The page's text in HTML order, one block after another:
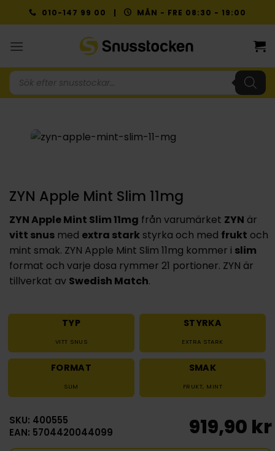
to
010-147 99 00 | MÅN - FRE 08:30 - 19:00
Produktsökning
ZYN Apple Mint Slim 11mg
ZYN Apple Mint Slim 11mg från varumärket ZYN är
vitt snus med extra stark styrka och med frukt och
mint smak. ZYN Apple Mint Slim 11mg kommer i slim
format och varje dosa rymmer 21 portioner. ZYN är
tillverkat av Swedish Match.
TYP
VITT SNUS
STYRKA
EXTRA STARK
FORMAT
SLIM
SMAK
FRUKT, MINT
SKU: 400555
EAN: 5704420044099
919,90 kr